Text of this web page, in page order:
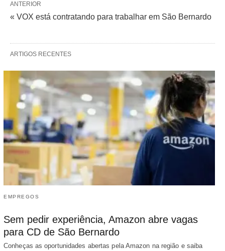
ANTERIOR
« VOX está contratando para trabalhar em São Bernardo
ARTIGOS RECENTES
EMPREGOS
Sem pedir experiência, Amazon abre vagas
para CD de São Bernardo
Conheças as oportunidades abertas pela Amazon na região e saiba